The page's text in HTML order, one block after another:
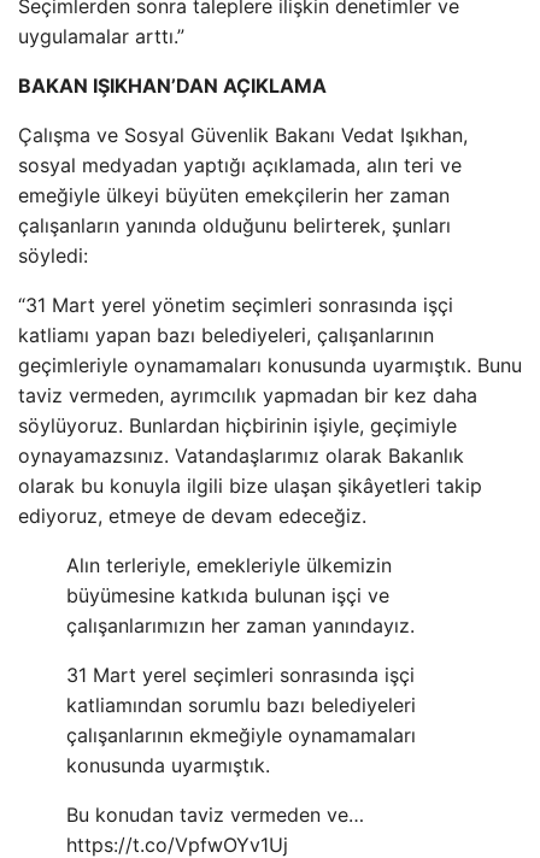
Seçimlerden sonra taleplere ilişkin denetimler ve
uygulamalar arttı.”
BAKAN IŞIKHAN’DAN AÇIKLAMA
Çalışma ve Sosyal Güvenlik Bakanı Vedat Işıkhan,
sosyal medyadan yaptığı açıklamada, alın teri ve
emeğiyle ülkeyi büyüten emekçilerin her zaman
çalışanların yanında olduğunu belirterek, şunları
söyledi:
“31 Mart yerel yönetim seçimleri sonrasında işçi
katliamı yapan bazı belediyeleri, çalışanlarının
geçimleriyle oynamamaları konusunda uyarmıştık. Bunu
taviz vermeden, ayrımcılık yapmadan bir kez daha
söylüyoruz. Bunlardan hiçbirinin işiyle, geçimiyle
oynayamazsınız. Vatandaşlarımız olarak Bakanlık
olarak bu konuyla ilgili bize ulaşan şikâyetleri takip
ediyoruz, etmeye de devam edeceğiz.
Alın terleriyle, emekleriyle ülkemizin
büyümesine katkıda bulunan işçi ve
çalışanlarımızın her zaman yanındayız.
31 Mart yerel seçimleri sonrasında işçi
katliamından sorumlu bazı belediyeleri
çalışanlarının ekmeğiyle oynamamaları
konusunda uyarmıştık.
Bu konudan taviz vermeden ve…
https://t.co/VpfwOYv1Uj